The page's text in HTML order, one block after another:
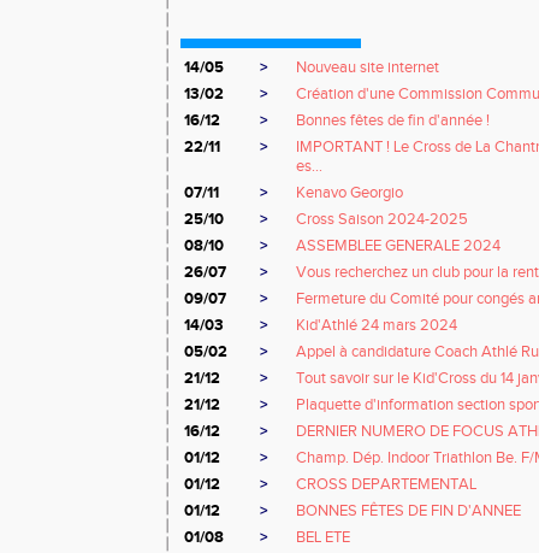
14/05 >
Nouveau site internet
13/02
>
Création d'une Commission
16/12
>
Bonnes fêtes de fin d'année !
22/11
>
IMPORTANT ! Le Cross de La
es...
07/11
>
Kenavo Georgio
25/10
>
Cross Saison 2024-2025
08/10
>
ASSEMBLEE GENERALE 2024
26/07
>
Vous recherchez un club pour la
09/07
>
Fermeture du Comité pour congés
14/03
>
Kid'Athlé 24 mars 2024
05/02
>
Appel à candidature Coach Athlé
21/12
>
Tout savoir sur le Kid'Cross du 14
21/12
>
Plaquette d'information section
16/12
>
DERNIER NUMERO DE FOCUS
01/12
>
Champ. Dép. Indoor Triathlon Be. F/
01/12
>
CROSS DEPARTEMENTAL
01/12
>
BONNES FÊTES DE FIN D'ANNEE
01/08
> BEL ETE